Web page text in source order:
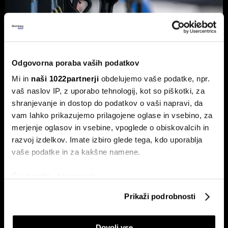
Odgovorna poraba vaših podatkov
Mi in naši 1022partnerji obdelujemo vaše podatke, npr.
vaš naslov IP, z uporabo tehnologij, kot so piškotki, za
shranjevanje in dostop do podatkov o vaši napravi, da
vam lahko prikazujemo prilagojene oglase in vsebino, za
merjenje oglasov in vsebine, vpoglede o obiskovalcih in
razvoj izdelkov. Imate izbiro glede tega, kdo uporablja
vaše podatke in za kakšne namene.
Identificirati napravo z aktivnim preverjanjem
Prikaži podrobnosti
Od kod prihaja dizel v Slovenijo in ali
bo cena še naprej rasla
Od začetka leta se je sod surove nafte brent podražil za
več kot 30 odstotkov. A potrošniki na bencinskih črpalkah
ne kupujejo surove nafte, temveč njihove derivate.